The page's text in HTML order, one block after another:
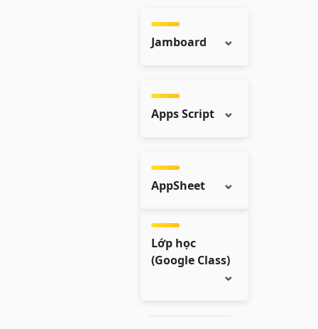
Jamboard
Apps Script
AppSheet
Lớp học
(Google Class)